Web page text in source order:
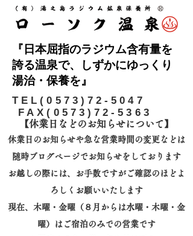
『日本屈指のラジウム含有量を
誇る温泉で、しずかにゆっくり
湯治・保養を』
​TEL(0573)72-5047
FAX(0573)72-5363
【休業日などのお知らせについて】​
休業日のお知らせや急な営業時間の変更などは
随時ブログページでお知らせをしております
お越しの際には、
お手数ですがご確認のほどよ
ろしくお願いいたします
​現在、木曜・金曜（８月からは水曜・木曜・金
曜）はご宿泊のみでの営業です